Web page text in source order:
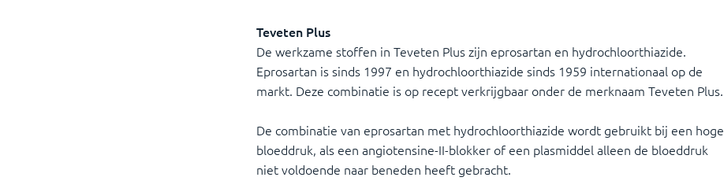
Teveten Plus
De werkzame stoffen in Teveten Plus zijn eprosartan en hydrochloorthiazide.
Eprosartan is sinds 1997 en hydrochloorthiazide sinds 1959 internationaal op de
markt. Deze combinatie is op recept verkrijgbaar onder de merknaam Teveten Plus.
De combinatie van eprosartan met hydrochloorthiazide wordt gebruikt bij een hoge
bloeddruk, als een angiotensine-II-blokker of een plasmiddel alleen de bloeddruk
niet voldoende naar beneden heeft gebracht.